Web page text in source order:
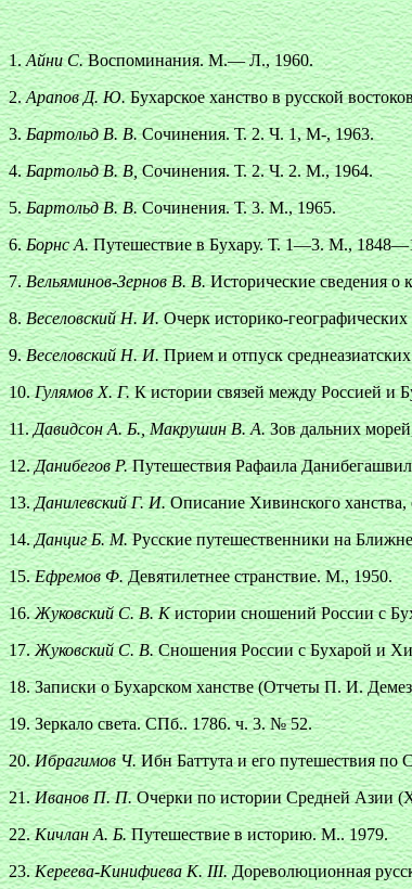
1.Айни С.Воспоминания. М.— Л., 1960.
2.Арапов Д. Ю.Бухарское ханство в русской
3.Бартольд В. В.Сочинения. Т. 2. Ч. 1, М-, 1963.
4.Бартольд В. В, Сочинения. Т. 2. Ч. 2. М., 1964.
5.Бартольд В. В.Сочинения. Т. 3. М., 1965.
6.Борнс А.Путешествие в Бухару. Т. 1—3. М.,
7. Вельяминов-Зернов В. В.Исторические сведения о
8.Веселовский Н. И.Очерк историко-
9.Веселовский Н. И.Прием и отпуск
10.Гулямов X. Г.К истории связей между Россией и
11.Давидсон А. Б., Макрушин В. А.Зов дальних
12.Данибегов Р.Путешествия Рафаила
13.Данилевский Г. И.Описание Хивинского ханства,
14.Данциг Б. М.Русские путешественники на
15.Ефремов Ф.Девятилетнее странствие. М., 1950.
16.Жуковский С. В. Кистории сношений России с
17.Жуковский С. В.Сношения России с Бухарой и
18. Записки о Бухарском ханстве (Отчеты П. И.
19. Зеркало света. СПб.. 1786. ч. 3. № 52.
20.Ибрагимов Ч.Ибн Баттута и его путешествия по
21.Иванов П. П.Очерки по истории Средней Азии
22.Кичлан А. Б.Путешествие в историю. М.. 1979.
23.Кереева-Кинифиева К. III.Дореволюционная